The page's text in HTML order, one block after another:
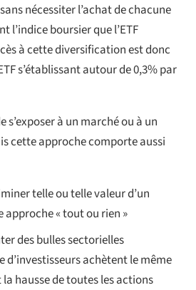
nécessiter l’achat de chacune
l’indice boursier que l’ETF
à cette diversification est donc
s’établissant autour de 0,3% par
s’exposer à un marché ou à un
cette approche comporte aussi
telle ou telle valeur d’un
approche « tout ou rien »
des bulles sectorielles
d’investisseurs achètent le même
hausse de toutes les actions